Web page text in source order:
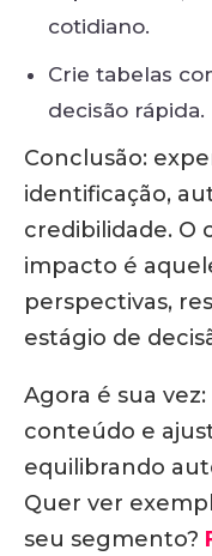
cotidiano.
Crie tabelas
decisão rápida.
Conclusão:
identificação,
credibilidade. O
impacto é
perspectivas,
estágio de
Agora é sua
conteúdo e
equilibrando
Quer ver
seu segmento?